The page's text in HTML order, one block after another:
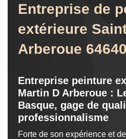
Entreprise de
extérieure
Arberoue 64640
Entreprise peinture
Martin D Arberoue :
Basque, gage de
professionnalisme
Forte de son expérience et